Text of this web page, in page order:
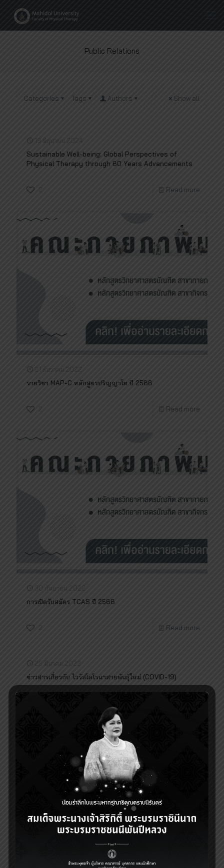
Public Relations
Categories Tags Authors Show all
19 มิถุนายน 2024
Sustainable Well-being: Global Perspectives of
Physical Therapy through 60 Years Advancements
2 Read more
21 ธันวาคม 2022
รายวิชา MAP-C หลักสูตรปริญญาโท ปี 2566
2 Read more
30 กันยายน 2022
การเปิดรับสมัคร TCAS ปี 2566
2 Read more
25 มีนาคม 2022
ข่าวสารเกี่ยวกับ ไวรัสโคโรนาสายพันธุ์ใหม่ (COVID-19)